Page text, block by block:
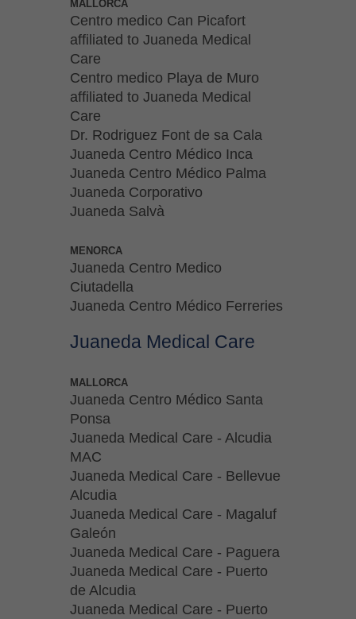
MALLORCA
Centro medico Can Picafort
affiliated to Juaneda Medical
Care
Centro medico Playa de Muro
affiliated to Juaneda Medical
Care
Dr. Rodriguez Font de sa Cala
Juaneda Centro Médico Inca
Juaneda Centro Médico Palma
Juaneda Corporativo
Juaneda Salvà
MENORCA
Juaneda Centro Medico
Ciutadella
Juaneda Centro Médico Ferreries
Juaneda Medical Care
MALLORCA
Juaneda Centro Médico Santa
Ponsa
Juaneda Medical Care - Alcudia
MAC
Juaneda Medical Care - Bellevue
Alcudia
Juaneda Medical Care - Magaluf
Galeón
Juaneda Medical Care - Paguera
Juaneda Medical Care - Puerto
de Alcudia
Juaneda Medical Care - Puerto